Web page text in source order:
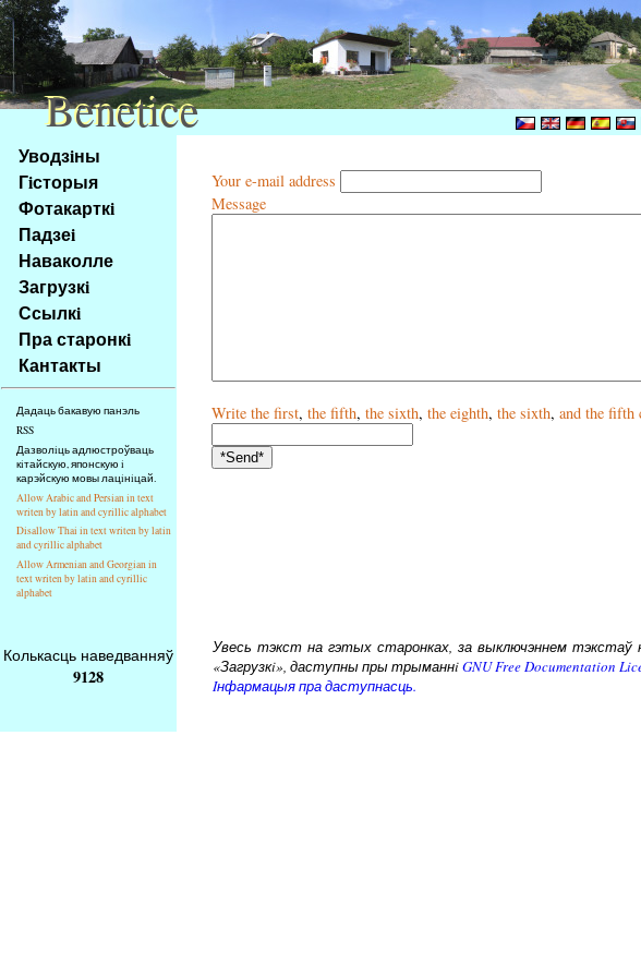
Na
obsah
stránky
Klávesové
zkratky
tomto
webu
základní
Hlavní
strana
Уводзiны
Гiсторыя
Фотакарткi
Падзеi
Наваколле
Загрузкi
Ссылкi
Пра старонкi
Кантакты
Дадаць бакавую панэль
RSS
Дазволiць адлюстроўваць
кiтайскую, японскую i
карэйскую мовы лацiнiцай.
Allow Arabic and Persian in text
writen by latin and cyrillic alphabet
Disallow Thai in text writen by latin
and cyrillic alphabet
Allow Armenian and Georgian in
text writen by latin and cyrillic
alphabet
Your e-mail address
Message
Write the first, the fifth, the sixth, the eighth, the sixth, and the fifth
Колькасць наведванняў
9128
Увесь тэкст на гэтых старонках, за выключэннем тэкстаў
«Загрузкi», даступны пры трыманнiGNU Free Documentation
Iнфармацыя пра даступнасць.
Benetice
Benetice